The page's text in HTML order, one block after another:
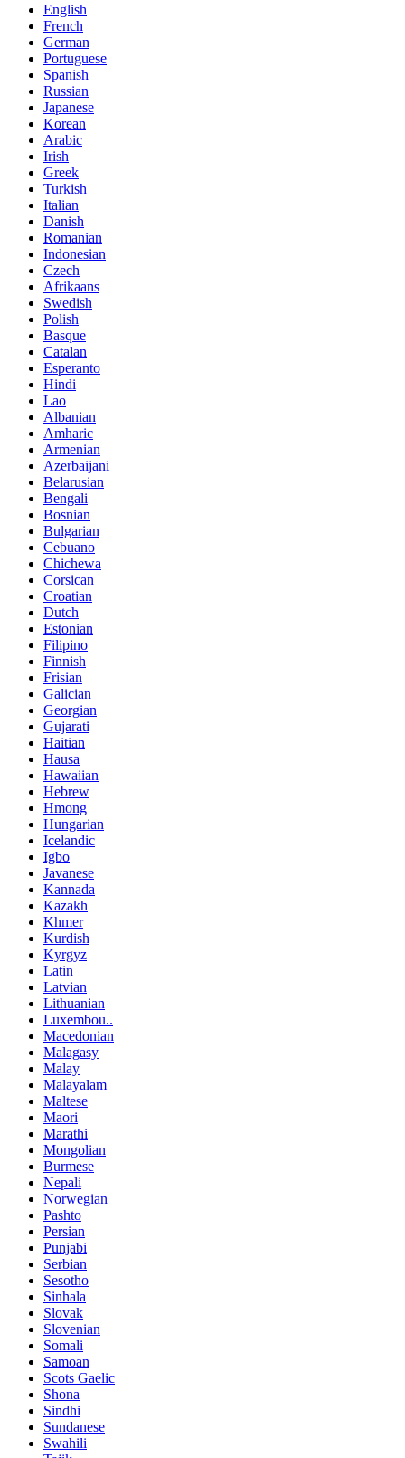
English
French
German
Portuguese
Spanish
Russian
Japanese
Korean
Arabic
Irish
Greek
Turkish
Italian
Danish
Romanian
Indonesian
Czech
Afrikaans
Swedish
Polish
Basque
Catalan
Esperanto
Hindi
Lao
Albanian
Amharic
Armenian
Azerbaijani
Belarusian
Bengali
Bosnian
Bulgarian
Cebuano
Chichewa
Corsican
Croatian
Dutch
Estonian
Filipino
Finnish
Frisian
Galician
Georgian
Gujarati
Haitian
Hausa
Hawaiian
Hebrew
Hmong
Hungarian
Icelandic
Igbo
Javanese
Kannada
Kazakh
Khmer
Kurdish
Kyrgyz
Latin
Latvian
Lithuanian
Luxembou..
Macedonian
Malagasy
Malay
Malayalam
Maltese
Maori
Marathi
Mongolian
Burmese
Nepali
Norwegian
Pashto
Persian
Punjabi
Serbian
Sesotho
Sinhala
Slovak
Slovenian
Somali
Samoan
Scots Gaelic
Shona
Sindhi
Sundanese
Swahili